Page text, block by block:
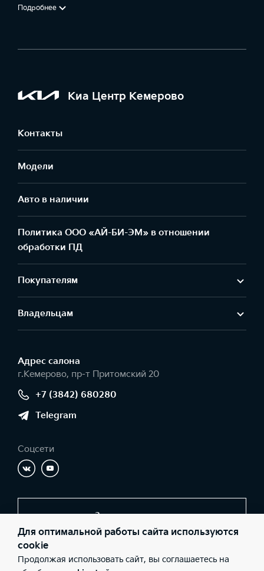
Подробнее
Киа Центр Кемерово
Контакты
Модели
Авто в наличии
Политика ООО «АЙ-БИ-ЭМ» в отношении
обработки ПД
Покупателям
Владельцам
Адрес салонa
г.Кемерово, пр-т Притомский 20
+7 (3842) 680280
Telegram
Соцсети
Заказать звонок
© 2026 Юридические лица ООО «Ай-Би-Эм» (Фактический
Для оптимальной работы сайта используются
cookie
Продолжая использовать сайт, вы соглашаетесь на